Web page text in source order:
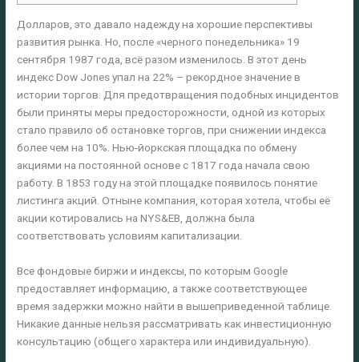
Долларов, это давало надежду на хорошие перспективы
развития рынка. Но, после «черного понедельника» 19
сентября 1987 года, всё разом изменилось. В этот день
индекс Dow Jones упал на 22% – рекордное значение в
истории торгов. Для предотвращения подобных инцидентов
были приняты меры предосторожности, одной из которых
стало правило об остановке торгов, при снижении индекса
более чем на 10%. Нью-йоркская площадка по обмену
акциями на постоянной основе с 1817 года начала свою
работу. В 1853 году на этой площадке появилось понятие
листинга акций. Отныне компания, которая хотела, чтобы её
акции котировались на NYS&EB, должна была
соответствовать условиям капитализации.
Все фондовые биржи и индексы, по которым Google
предоставляет информацию, а также соответствующее
время задержки можно найти в вышеприведенной таблице.
Никакие данные нельзя рассматривать как инвестиционную
консультацию (общего характера или индивидуальную).